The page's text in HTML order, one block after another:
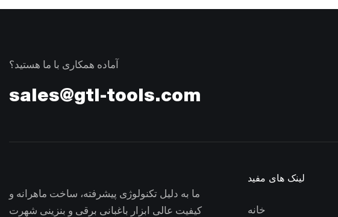
آماده همکاری با ما هستید؟
sales@gtl-tools.com
ما به دلیل تکنولوژی پیشرفته، ساخت ماهرانه و
کیفیت عالی ابزار باغبانی برقی و بنزینی شهرت
لینک های مفید
خانه